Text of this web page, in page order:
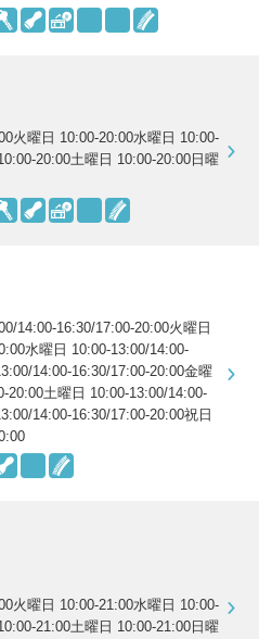
火曜日 10:00-20:00水曜日 10:00-
20:00土曜日 10:00-20:00日曜
14:00-16:30/17:00-20:00火曜日
水曜日 10:00-13:00/14:00-
14:00-16:30/17:00-20:00金曜
20:00土曜日 10:00-13:00/14:00-
14:00-16:30/17:00-20:00祝日
火曜日 10:00-21:00水曜日 10:00-
21:00土曜日 10:00-21:00日曜